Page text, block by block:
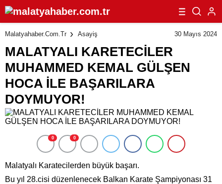
Malatyahaber.com.tr Asayiş 30 Mayıs 2024
MALATYALI KARETECİLER
MUHAMMED KEMAL GÜLŞEN
HOCA İLE BAŞARILARA
DOYMUYOR!
0 0
Malatyalı Karatecilerden büyük başarı.
Bu yıl 28.cisi düzenlenecek Balkan Karate Şampiyonası 31